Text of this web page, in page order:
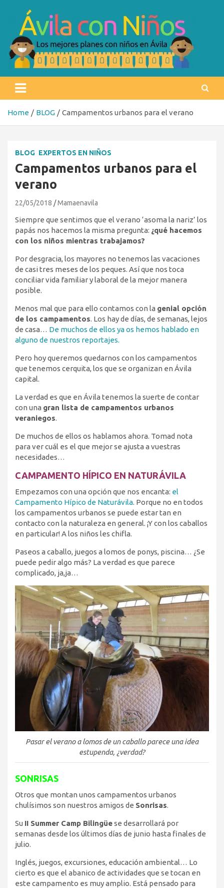
content
Ávila con niños
Home BLOG Campamentos urbanos para el verano
BLOG EXPERTOS EN NIÑOS
Campamentos urbanos para el
verano
22/05/2018 Mamaenavila
Siempre que sentimos que el verano ‘asoma la nariz’ los
papás nos hacemos la misma pregunta: ¿qué hacemos
con los niños mientras trabajamos?
Por desgracia, los mayores no tenemos las vacaciones
de casi tres meses de los peques. Así que nos toca
conciliar vida familiar y laboral de la mejor manera
posible.
Menos mal que para ello contamos con la genial opción
de los campamentos. Los hay de días, de semanas, lejos
de casa… De muchos de ellos ya os hemos hablado en
alguno de nuestros reportajes.
Pero hoy queremos quedarnos con los campamentos
que tenemos cerquita, los que se organizan en Ávila
capital.
La verdad es que en Ávila tenemos la suerte de contar
con una gran lista de campamentos urbanos
veraniegos.
De muchos de ellos os hablamos ahora. Tomad nota
para ver cuál es el que mejor se ajusta a vuestras
necesidades…
CAMPAMENTO HÍPICO EN NATURÁVILA
Empezamos con una opción que nos encanta: el
Campamento Hípico de Naturávila. Porque no en todos
los campamentos urbanos se puede estar tan en
contacto con la naturaleza en general. ¡Y con los caballos
en particular! A los niños les chifla.
Paseos a caballo, juegos a lomos de ponys, piscina… ¿Se
puede pedir algo más? La verdad es que parece
complicado, ja,ja…
Pasar el verano a lomos de un caballo parece una idea
estupenda, ¿verdad?
SONRISAS
Otros que montan unos campamentos urbanos
chulísimos son nuestros amigos de Sonrisas.
Su II Summer Camp Bilingüese desarrollará por
semanas desde los últimos días de junio hasta finales de
julio.
Inglés, juegos, excursiones, educación ambiental… Lo
cierto es que el abanico de actividades que se tocan en
este campamento es muy amplio. Está pensado para